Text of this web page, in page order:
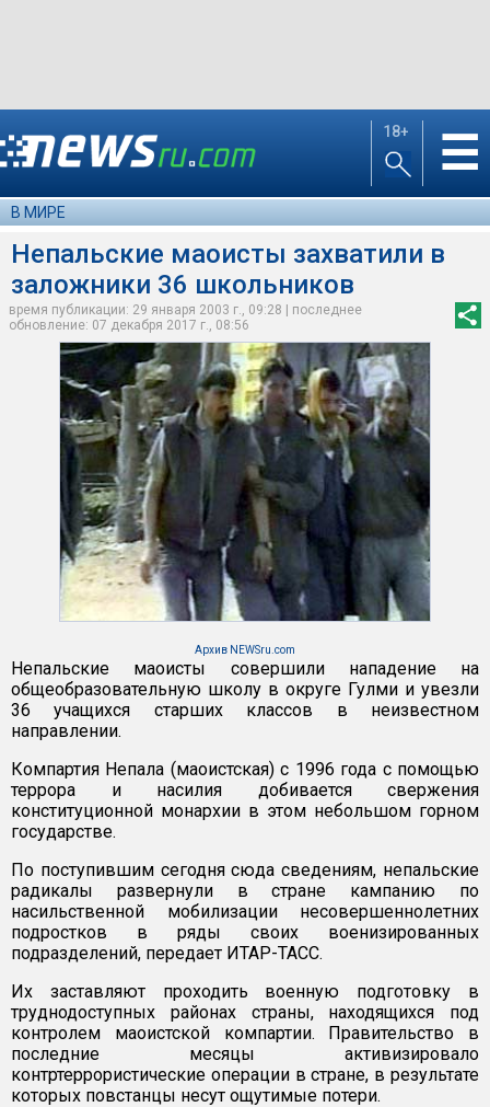
18+ ☰
В МИРЕ
Непальские маоисты захватили в
заложники 36 школьников
время публикации: 29 января 2003 г., 09:28 | последнее
обновление: 07 декабря 2017 г., 08:56
Архив NEWSru.com
Непальские маоисты совершили нападение на
общеобразовательную школу в округе Гулми и увезли
36 учащихся старших классов в неизвестном
направлении.
Компартия Непала (маоистская) с 1996 года с помощью
террора и насилия добивается свержения
конституционной монархии в этом небольшом горном
государстве.
По поступившим сегодня сюда сведениям, непальские
радикалы развернули в стране кампанию по
насильственной мобилизации несовершеннолетних
подростков в ряды своих военизированных
подразделений, передает ИТАР-ТАСС.
Их заставляют проходить военную подготовку в
труднодоступных районах страны, находящихся под
контролем маоистской компартии. Правительство в
последние месяцы активизировало
контртеррористические операции в стране, в результате
которых повстанцы несут ощутимые потери.